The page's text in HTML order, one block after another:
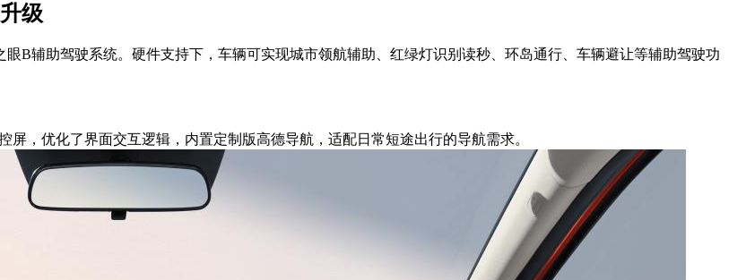
级
B辅助驾驶系统。硬件支持下，车辆可实现城市领航辅助、红绿灯识别读秒、环岛通行、车辆避让等辅助驾驶功
，优化了界面交互逻辑，内置定制版高德导航，适配日常短途出行的导航需求。